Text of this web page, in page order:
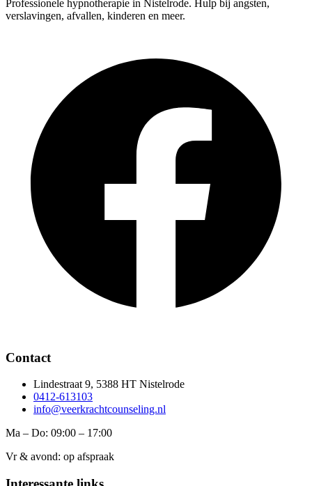
Professionele hypnotherapie in Nistelrode. Hulp bij angsten,
verslavingen, afvallen, kinderen en meer.
Contact
Lindestraat 9, 5388 HT Nistelrode
0412-613103
info@veerkrachtcounseling.nl
Ma – Do: 09:00 – 17:00
Vr & avond: op afspraak